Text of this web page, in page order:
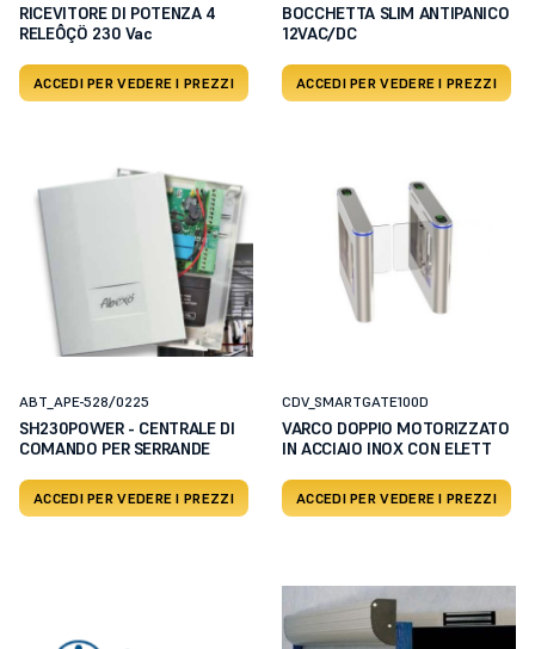
RICEVITORE DI POTENZA 4
RELEÔÇÖ 230 Vac
ACCEDI PER VEDERE I PREZZI
BOCCHETTA SLIM ANTIPANICO
12VAC/DC
ACCEDI PER VEDERE I PREZZI
ABT_APE-528/0225
SH230POWER - CENTRALE DI
COMANDO PER SERRANDE
ACCEDI PER VEDERE I PREZZI
CDV_SMARTGATE100D
VARCO DOPPIO MOTORIZZATO
IN ACCIAIO INOX CON ELETT
ACCEDI PER VEDERE I PREZZI